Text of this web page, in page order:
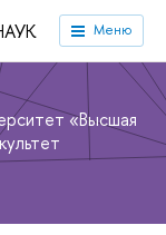
Меню
«Высшая